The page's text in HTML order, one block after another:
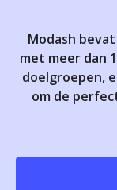
Modash
met meer dan
doelgroepen,
om de